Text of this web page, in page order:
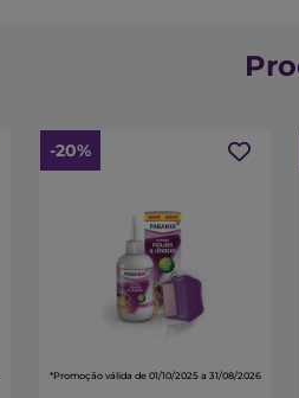
-20%
*Promoção válida de 01/10/2025 a 31/08/2026